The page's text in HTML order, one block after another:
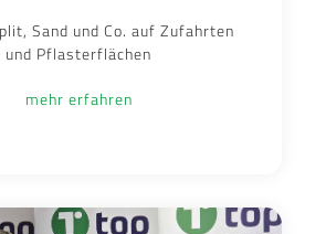
Sand und Co. auf Zufahrten
und Pflasterflächen
mehr erfahren